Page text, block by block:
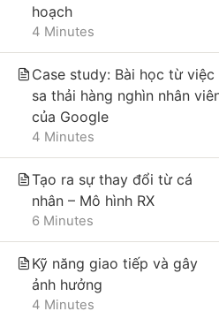
hoạch
4 Minutes
Case study: Bài học từ việc
sa thải hàng nghìn nhân
của Google
4 Minutes
Tạo ra sự thay đổi từ cá
nhân – Mô hình RX
6 Minutes
Kỹ năng giao tiếp và gây
ảnh hưởng
4 Minutes
THÔNG TIN VỀ CHÍNH SÁCH
ĐIỀU KIỆN GIAO DỊCH CHUNG
CHÍNH SÁCH VẬN CHUYỂN VÀ
CHÍNH SÁCH BẢO MẬT